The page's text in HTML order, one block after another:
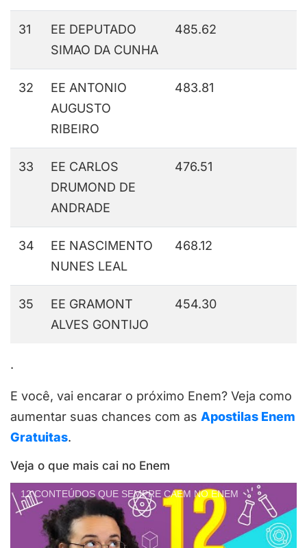
31
EE DEPUTADO
SIMAO DA CUNHA
485.62
32
EE ANTONIO
AUGUSTO
RIBEIRO
483.81
33
EE CARLOS
DRUMOND DE
ANDRADE
476.51
34
EE NASCIMENTO
NUNES LEAL
468.12
35
EE GRAMONT
ALVES GONTIJO
454.30
.
E você, vai encarar o próximo Enem? Veja como
aumentar suas chances com as Apostilas Enem
Gratuitas.
Veja o que mais cai no Enem
12 CONTEÚDOS QUE SEMPRE CAEM NO ENEM